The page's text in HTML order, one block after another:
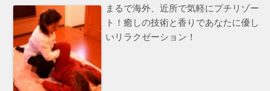
まるで海外、近所で気軽にプチリゾー
ト！癒しの技術と香りであなたに優し
いリラクゼーション！